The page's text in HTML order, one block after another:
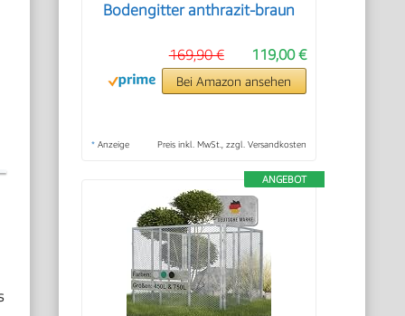
Bodengitter anthrazit-braun
119,00 €
169,90 €
Bei Amazon ansehen
* Anzeige Preis inkl. MwSt., zzgl. Versandkosten
ANGEBOT